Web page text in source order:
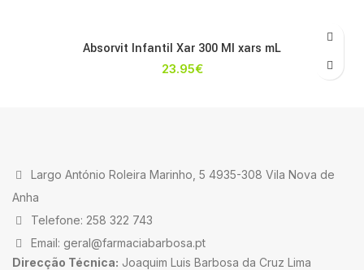
Absorvit Infantil Xar 300 Ml xars mL
23.95€
Largo António Roleira Marinho, 5 4935-308 Vila Nova de
Anha
Telefone: 258 322 743
Email: geral@farmaciabarbosa.pt
Direcção Técnica: Joaquim Luis Barbosa da Cruz Lima